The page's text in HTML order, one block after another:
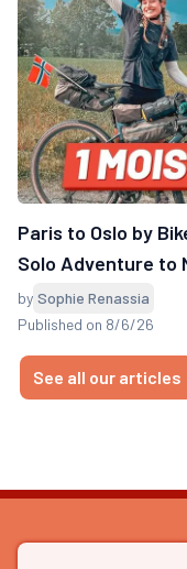
Paris to Oslo by
Solo Adventure to
by Sophie Renassia
Published on 8/6/26
See all our articles